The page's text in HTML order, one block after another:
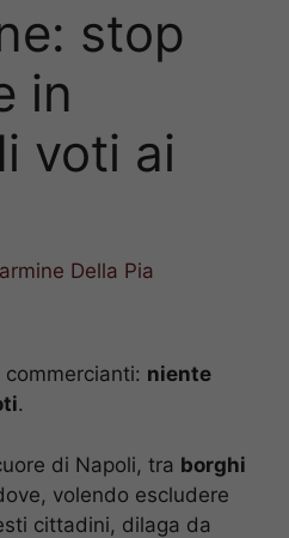
stop
in
voti ai
Della Pia
niente
.
di Napoli, tra borghi
volendo escludere
cittadini, dilaga da